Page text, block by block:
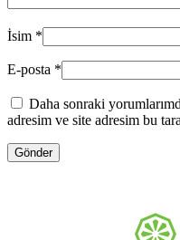
İsim *
E-posta *
Daha sonraki
adresim ve site adresim bu
Gönder